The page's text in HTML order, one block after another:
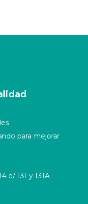
para mejorar
e/ 131 y 131A